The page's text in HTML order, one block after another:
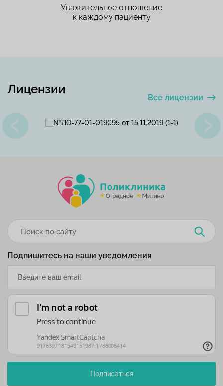
Уважительное отношение
к каждому пациенту
Лицензии
Все лицензии
Подпишитесь на наши уведомления
Подписаться